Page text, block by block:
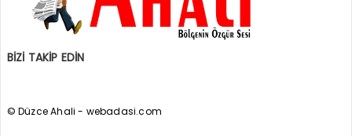
BİZİ TAKİP EDİN
© Düzce Ahali - webadasi.com